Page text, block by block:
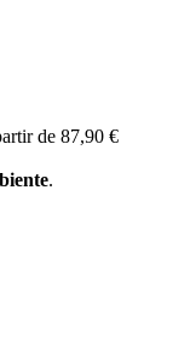
de 87,90 €
.